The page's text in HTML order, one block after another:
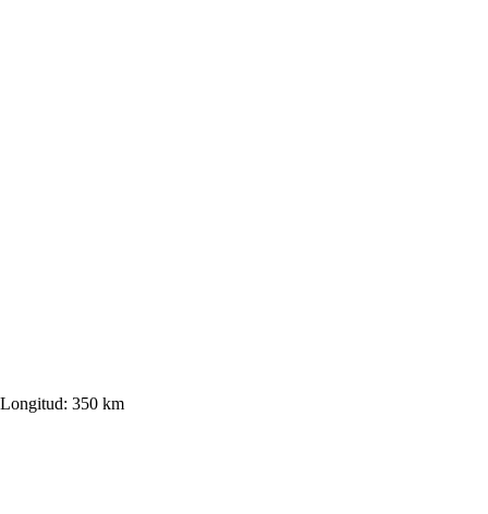
Longitud: 350 km